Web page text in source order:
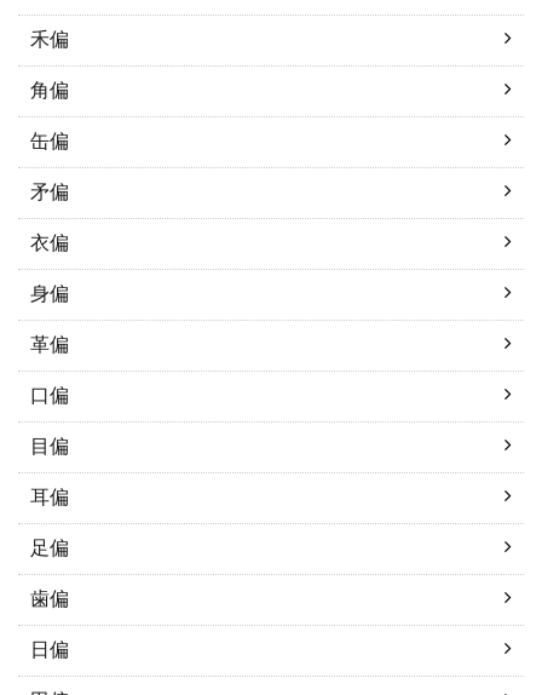
禾偏
角偏
缶偏
矛偏
衣偏
身偏
革偏
口偏
目偏
耳偏
足偏
歯偏
日偏